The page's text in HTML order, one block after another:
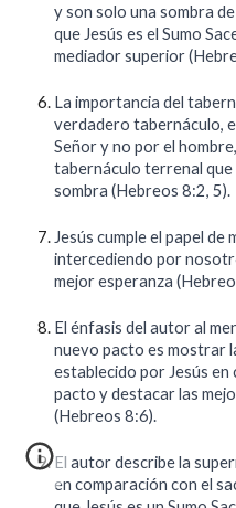
y son solo una sombra
que Jesús es el Sumo
mediador superior
La importancia del
verdadero tabernáculo,
Señor y no por el
tabernáculo terrenal que
sombra (Hebreos 8:2, 5).
Jesús cumple el papel
intercediendo por
mejor esperanza
El énfasis del autor al
nuevo pacto es mostrar
establecido por Jesús
pacto y destacar las
(Hebreos 8:6).
El autor describe la
en comparación con el